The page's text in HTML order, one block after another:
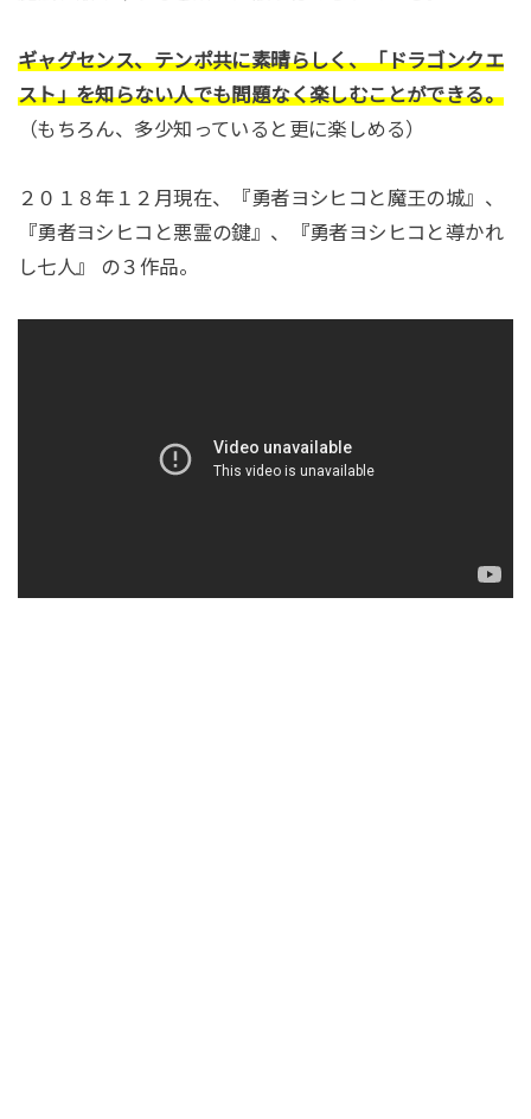
ギャグセンス、テンポ共に素晴らしく、「ドラゴンクエ
スト」を知らない人でも問題なく楽しむことができる。
（もちろん、多少知っていると更に楽しめる）
２０１８年１２月現在、『勇者ヨシヒコと魔王の城』、
『勇者ヨシヒコと悪霊の鍵』、『勇者ヨシヒコと導かれ
し七人』 の３作品。